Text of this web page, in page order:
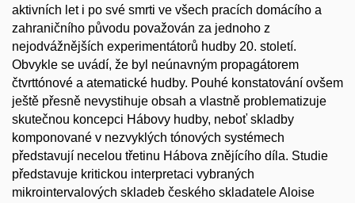
aktivních let i po své smrti ve všech pracích domácího a
zahraničního původu považován za jednoho z
nejodvážnějších experimentátorů hudby 20. století.
Obvykle se uvádí, že byl neúnavným propagátorem
čtvrttónové a atematické hudby. Pouhé konstatování ovšem
ještě přesně nevystihuje obsah a vlastně problematizuje
skutečnou koncepci Hábovy hudby, neboť skladby
komponované v nezvyklých tónových systémech
představují necelou třetinu Hábova znějícího díla. Studie
představuje kritickou interpretaci vybraných
mikrointervalových skladeb českého skladatele Aloise